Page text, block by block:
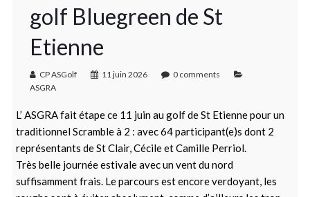
golf Bluegreen de St
Etienne
CP ASGolf 11 juin 2026
0 comments
ASGRA
L’ ASGRA fait étape ce 11 juin au golf de St Etienne pour un
traditionnel Scramble à 2 : avec 64 participant(e)s dont 2
représentants de St Clair, Cécile et Camille Perriol.
Très belle journée estivale avec un vent du nord
suffisamment frais. Le parcours est encore verdoyant, les